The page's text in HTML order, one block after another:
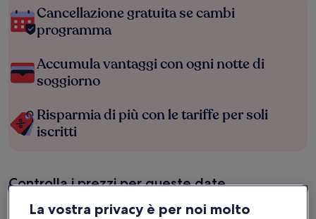
Cancellazione gratuita se cambi
programma
Accumula vantaggi con ogni notte di
soggiorno
Risparmia di più con le tariffe per soli
iscritti
Controlla i prezzi per queste date
Questa sera
Domani
La vostra privacy è per noi molto